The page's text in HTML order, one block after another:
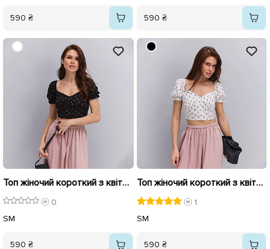
590 ₴ 590 ₴
Топ жіночий короткий з квітами 595752 Чорний
0
SM
590 ₴
Топ жіночий короткий з квітами 595751 Молочний
1
SM
590 ₴